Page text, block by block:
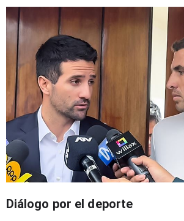
Diálogo por el deporte